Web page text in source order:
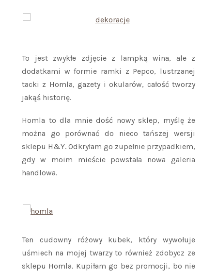
To jest zwykłe zdjęcie z lampką wina, ale z
dodatkami w formie ramki z Pepco, lustrzanej
tacki z Homla, gazety i okularów, całość tworzy
jakąś historię.
Homla to dla mnie dość nowy sklep, myślę że
można go porównać do nieco tańszej wersji
sklepu H&Y. Odkryłam go zupełnie przypadkiem,
gdy w moim mieście powstała nowa galeria
handlowa.
Ten cudowny różowy kubek, który wywołuje
uśmiech na mojej twarzy to również zdobycz ze
sklepu Homla. Kupiłam go bez promocji, bo nie